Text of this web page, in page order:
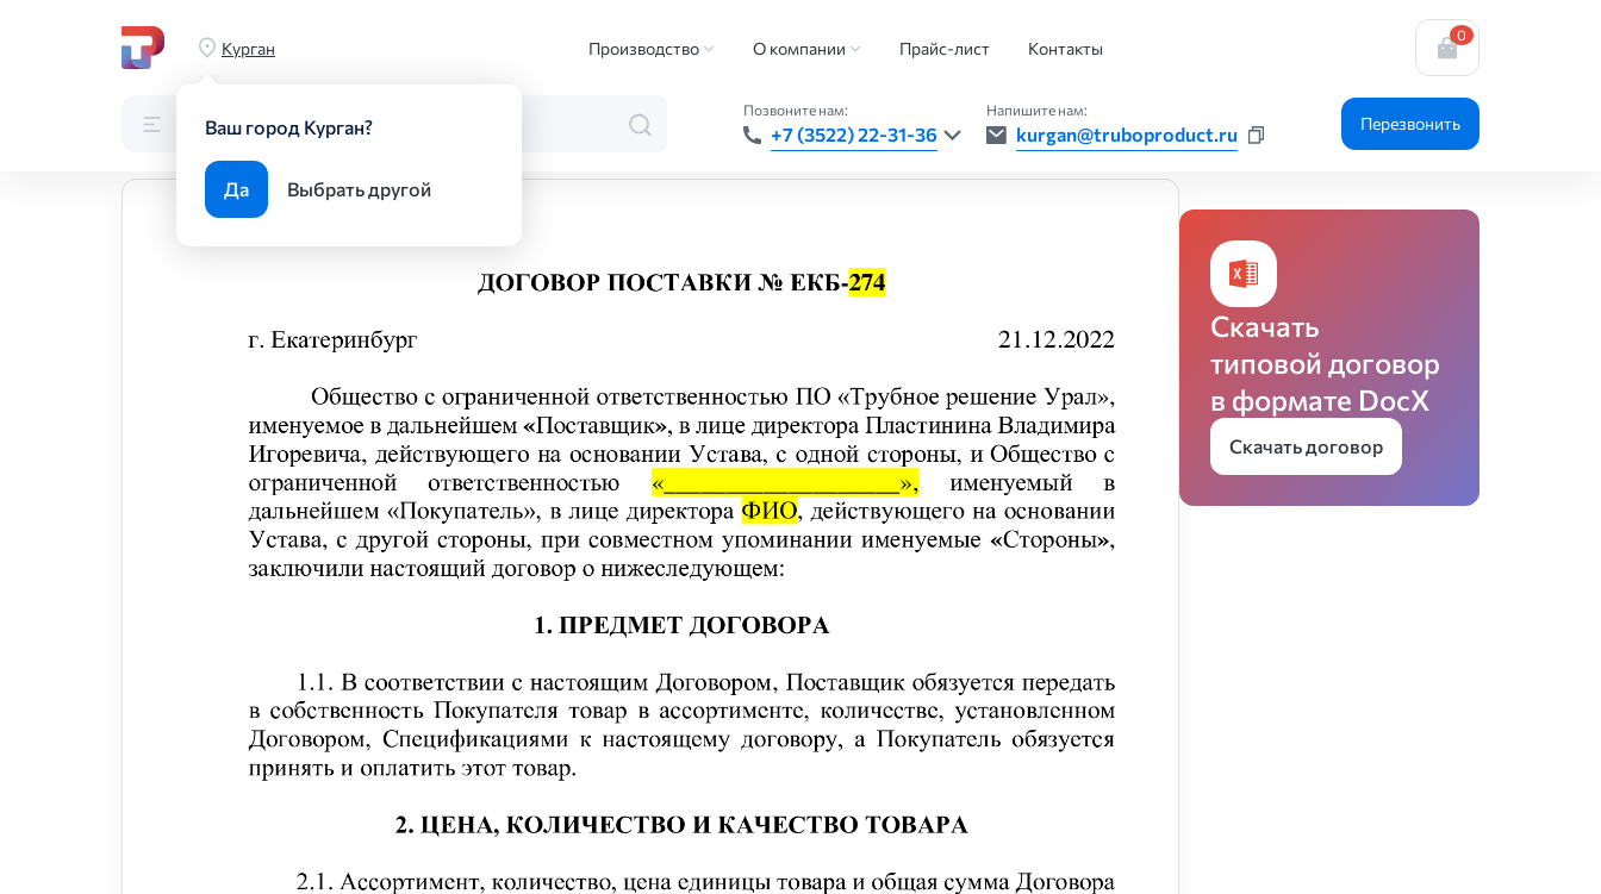
Курган
Ваш город Курган?
Да Выбрать другой
Производство О компании Прайс-лист Контакты
0
Каталог Поиск по каталогу
Позвоните нам:
+7 (3522) 22-31-36
Напишите нам:
kurgan@truboproduct.ru Перезвонить
Главная Типовой договор
Скачать
типовой договор
в формате DocX
Скачать договор